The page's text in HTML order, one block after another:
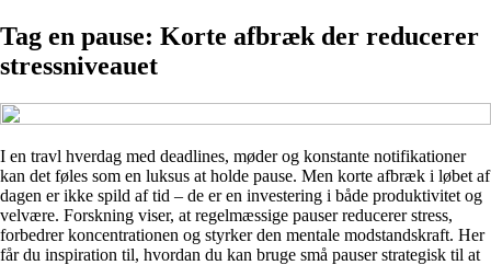
Tag en pause: Korte afbræk der reducerer
stressniveauet
I en travl hverdag med deadlines, møder og konstante notifikationer
kan det føles som en luksus at holde pause. Men korte afbræk i løbet af
dagen er ikke spild af tid – de er en investering i både produktivitet og
velvære. Forskning viser, at regelmæssige pauser reducerer stress,
forbedrer koncentrationen og styrker den mentale modstandskraft. Her
får du inspiration til, hvordan du kan bruge små pauser strategisk til at